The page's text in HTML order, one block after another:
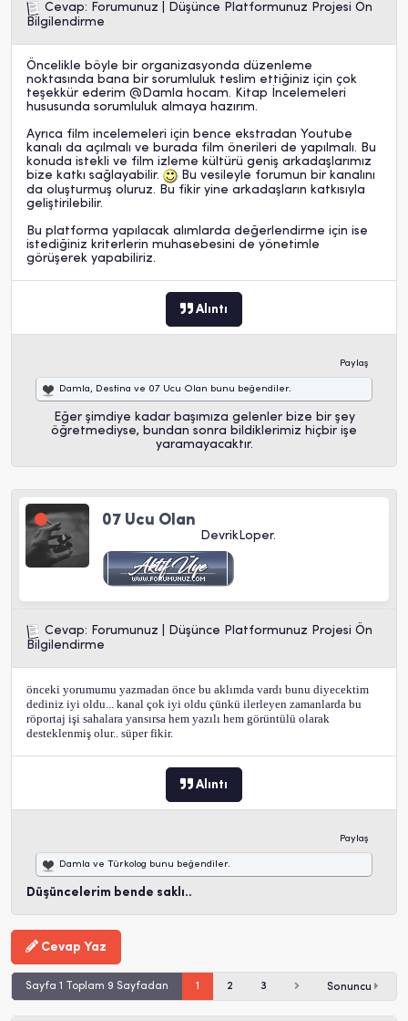
Cevap: Forumunuz | Düşünce Platformunuz Projesi Ön
Bilgilendirme
Öncelikle böyle bir organizasyonda düzenleme
noktasında bana bir sorumluluk teslim ettiğiniz için çok
teşekkür ederim @Damla hocam. Kitap İncelemeleri
hususunda sorumluluk almaya hazırım.
Ayrıca film incelemeleri için bence ekstradan Youtube
kanalı da açılmalı ve burada film önerileri de yapılmalı. Bu
konuda istekli ve film izleme kültürü geniş arkadaşlarımız
bize katkı sağlayabilir.
Bu vesileyle forumun bir kanalını
da oluşturmuş oluruz. Bu fikir yine arkadaşların katkısıyla
geliştirilebilir.
Bu platforma yapılacak alımlarda değerlendirme için ise
istediğiniz kriterlerin muhasebesini de yönetimle
görüşerek yapabiliriz.
Alıntı
Paylaş
Damla, Destina ve 07 Ucu Olan bunu beğendiler.
Eğer şimdiye kadar başımıza gelenler bize bir şey
öğretmediyse, bundan sonra bildiklerimiz hiçbir işe
yaramayacaktır.
07 Ucu Olan
DevrikLoper.
Cevap: Forumunuz | Düşünce Platformunuz Projesi Ön
Bilgilendirme
önceki yorumumu yazmadan önce bu aklımda vardı bunu diyecektim
dediniz iyi oldu... kanal çok iyi oldu çünkü ilerleyen zamanlarda bu
röportaj işi sahalara yansırsa hem yazılı hem görüntülü olarak
desteklenmiş olur.. süper fikir.
Alıntı
Paylaş
Damla ve Türkolog bunu beğendiler.
Düşüncelerim bende saklı..
Cevap Yaz
Sayfa 1 Toplam 9 Sayfadan 1 2 3 Sonuncu